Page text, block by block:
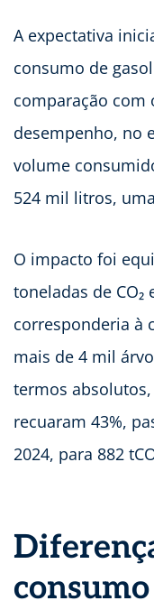
A expectativa
consumo de
comparação com
desempenho, no
volume
524 mil litros,
O impacto foi
toneladas de
corresponderia à
mais de 4 mil
termos
recuaram 43%,
2024, para 882
consumo